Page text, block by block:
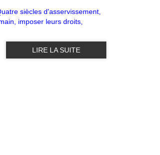
siècles d'asservissement,
imposer leurs droits,
LIRE LA SUITE